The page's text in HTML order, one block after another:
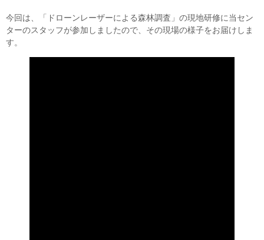
今回は、「ドローンレーザーによる森林調査」の現地研修に当セン
ターのスタッフが参加しましたので、その現場の様子をお届けしま
す。